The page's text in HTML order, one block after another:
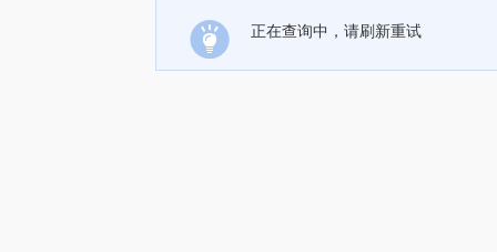
正在查询中，请刷新重试